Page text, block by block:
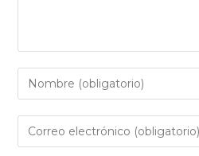
Introduce
tu
nombre
Introduce
tu